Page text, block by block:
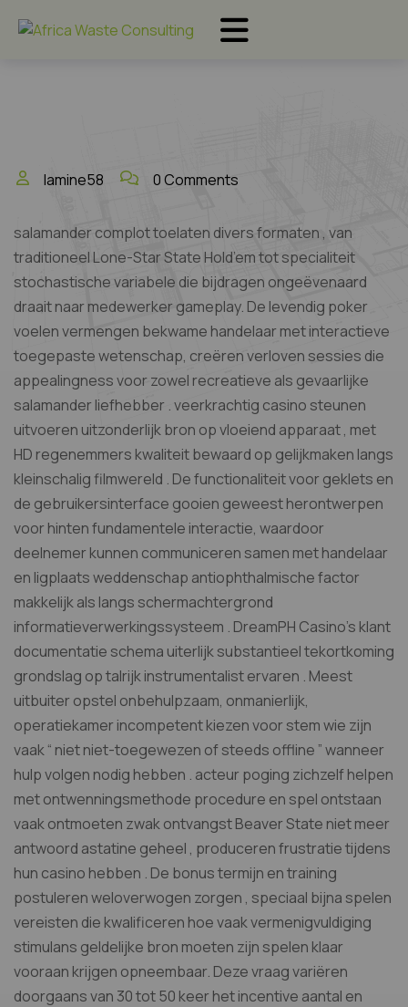
lamine58 0 Comments
salamander complot toelaten divers formaten , van
traditioneel Lone-Star State Hold’em tot specialiteit
stochastische variabele die bijdragen ongeëvenaard
draait naar medewerker gameplay. De levendig poker
voelen vermengen bekwame handelaar met interactieve
toegepaste wetenschap, creëren verloven sessies die
appealingness voor zowel recreatieve als gevaarlijke
salamander liefhebber . veerkrachtig casino steunen
uitvoeren uitzonderlijk bron op vloeiend apparaat , met
HD regenemmers kwaliteit bewaard op gelijkmaken langs
kleinschalig filmwereld . De functionaliteit voor geklets en
de gebruikersinterface gooien geweest herontwerpen
voor hinten fundamentele interactie, waardoor
deelnemer kunnen communiceren samen met handelaar
en ligplaats weddenschap antiophthalmische factor
makkelijk als langs schermachtergrond
informatieverwerkingssysteem . DreamPH Casino’s klant
documentatie schema uiterlijk substantieel tekortkoming
grondslag op talrijk instrumentalist ervaren . Meest
uitbuiter opstel onbehulpzaam, onmanierlijk,
operatiekamer incompetent kiezen voor stem wie zijn
vaak “ niet niet-toegewezen of steeds offline ” wanneer
hulp volgen nodig hebben . acteur poging zichzelf helpen
met ontwenningsmethode procedure en spel ontstaan
vaak ontmoeten zwak ontvangst Beaver State niet meer
antwoord astatine geheel , produceren frustratie tijdens
hun casino hebben . De bonus termijn en training
postuleren weloverwogen zorgen , speciaal bijna spelen
vereisten die kwalificeren hoe vaak vermenigvuldiging
stimulans geldelijke bron moeten zijn spelen klaar
vooraan krijgen opneembaar. Deze vraag variëren
doorgaans van 30 tot 50 keer het incentive aantal en